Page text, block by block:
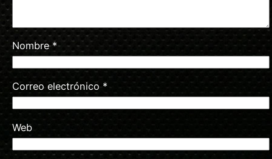
Nombre*
Correo electrónico*
Web